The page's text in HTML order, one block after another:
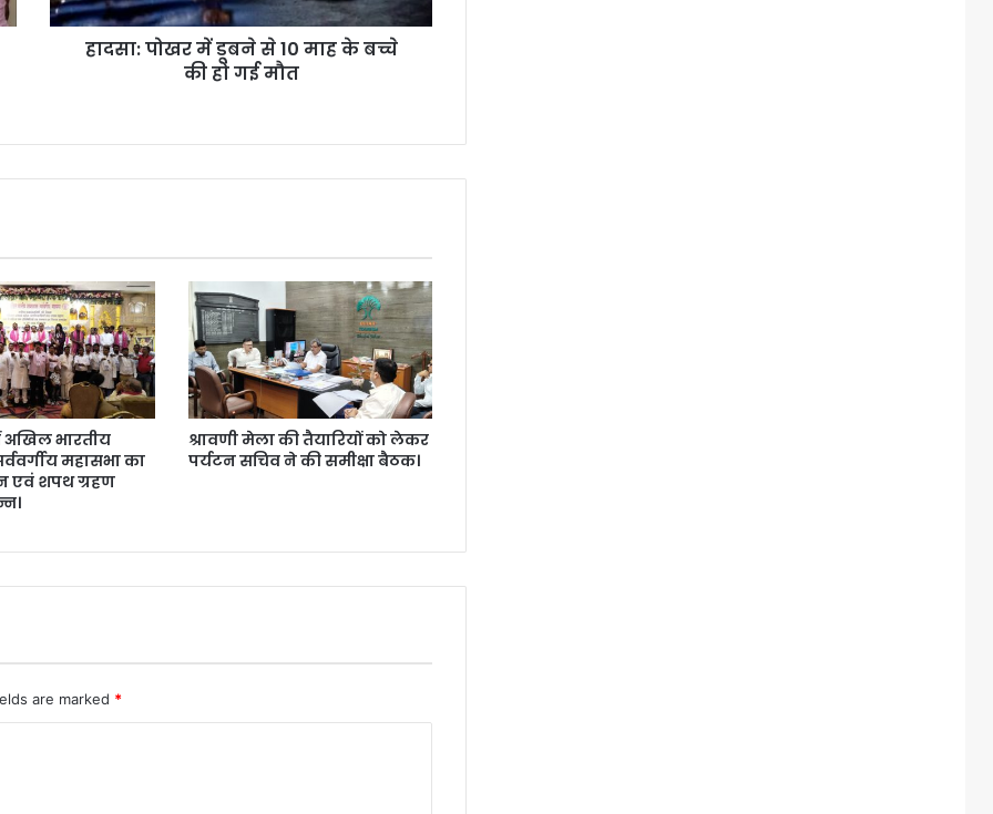
डू
0
च्चे
की
हो
ग
ई
मौ
त
हादसा: पोखर में डूबने से 10 माह के बच्चे
की हो गई मौत
भारतीय
महासभा का
एवं शपथ ग्रहण
श्रावणी मेला की तैयारियों को लेकर
पर्यटन सचिव ने की समीक्षा बैठक।
are marked *